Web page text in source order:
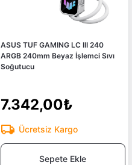
ASUS TUF GAMING LC III 240
ARGB 240mm Beyaz İşlemci Sıvı
Soğutucu
7.342,00₺
Ücretsiz Kargo
Sepete Ekle